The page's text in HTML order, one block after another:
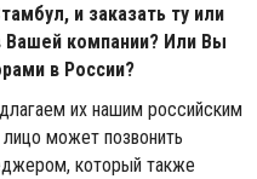
и заказать ту или
Вашей компании? Или Вы
в России?
их нашим российским
может позвонить
который также